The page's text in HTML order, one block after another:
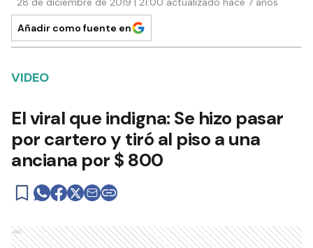
Añadir como fuente en
VIDEO
El viral que indigna: Se hizo pasar
por cartero y tiró al piso a una
anciana por $ 800
Ads